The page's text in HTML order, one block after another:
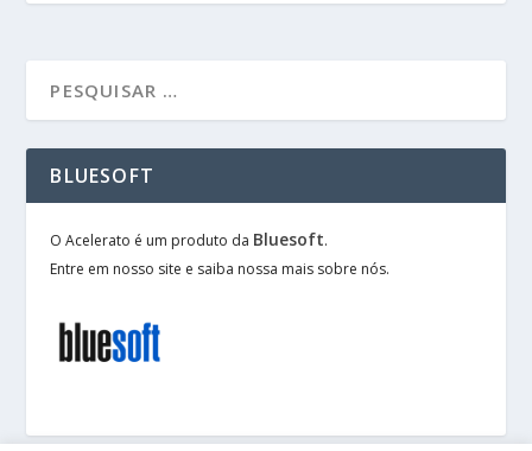
BLUESOFT
O Acelerato é um produto da Bluesoft.
Entre em nosso site e saiba nossa mais sobre nós.